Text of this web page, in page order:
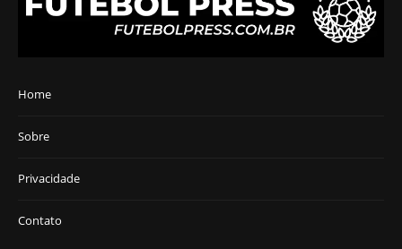
Home
Sobre
Privacidade
Contato